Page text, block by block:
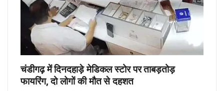
चंडीगढ़ में दिनदहाड़े मेडिकल स्टोर पर ताबड़तोड़
फायरिंग, दो लोगों की मौत से दहशत